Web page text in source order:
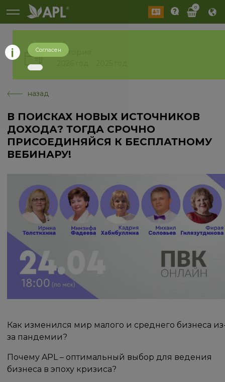
0
История
назад
В ПОИСКАХ НОВЫХ ИСТОЧНИКОВ
ДОХОДА? ТОГДА СРОЧНО
ПРИСОЕДИНЯЙСЯ К БЕСПЛАТНОМУ
ВЕБИНАРУ!
Как изменился мир малого и среднего бизнеса
за пандемии?
Почему APL – оптимальный выбор для ведения
бизнеса в эпоху кризиса?
Согласен